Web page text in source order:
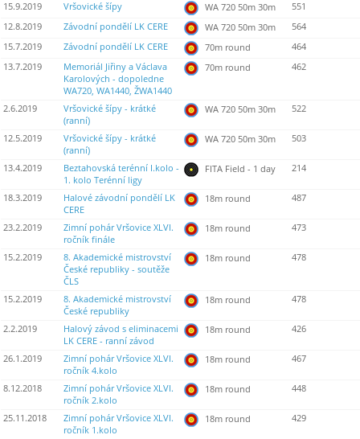
15.9.2019 Vršovické šípy WA 720 50m 30m
551
12.8.2019
Závodní pondělí LK CERE WA 720 50m 30m
564
15.7.2019
Závodní pondělí LK CERE 70m round
464
13.7.2019
Memoriál Jiřiny a Václava
Karolových - dopoledne
WA720, WA1440, ŽWA1440
70m round 462
2.6.2019
Vršovické šípy - krátké
(ranní)
WA 720 50m 30m 522
12.5.2019
Vršovické šípy - krátké
(ranní)
WA 720 50m 30m 503
13.4.2019
Beztahovská terénní I.kolo -
1. kolo Terénní ligy
FITA Field - 1 day 214
18.3.2019
Halové závodní pondělí LK
CERE
18m round 487
23.2.2019
Zimní pohár Vršovice XLVI.
ročník finále
18m round 473
15.2.2019
8. Akademické mistrovství
České republiky - soutěže
ČLS
18m round 478
15.2.2019
8. Akademické mistrovství
České republiky
18m round 478
2.2.2019
Halový závod s eliminacemi
LK CERE - ranní závod
18m round 426
26.1.2019
Zimní pohár Vršovice XLVI.
ročník 4.kolo
18m round 467
8.12.2018
Zimní pohár Vršovice XLVI.
ročník 2.kolo
18m round 448
25.11.2018
Zimní pohár Vršovice XLVI.
ročník 1.kolo
18m round 429